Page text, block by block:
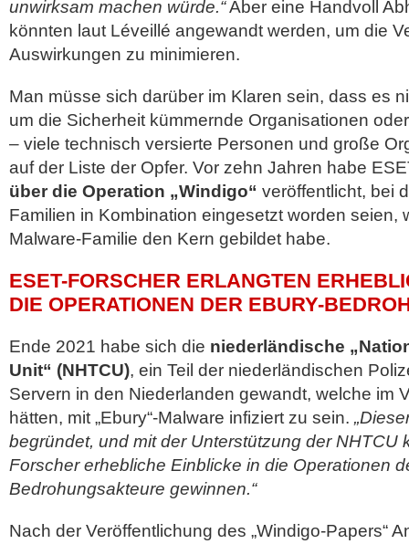
unwirksam machen würde.“Aber eine Handvoll
könnten laut Léveillé angewandt werden, um die
Auswirkungen zu minimieren.
Man müsse sich darüber im Klaren sein, dass es
um die Sicherheit kümmernde Organisationen
– viele technisch versierte Personen und große
auf der Liste der Opfer. Vor zehn Jahren habe
über die Operation „Windigo“ veröffentlicht, bei
Familien in Kombination eingesetzt worden seien,
Malware-Familie den Kern gebildet habe.
ESET-FORSCHER ERLANGTEN
DIE OPERATIONEN DER EBURY-
Ende 2021 habe sich die niederländische
Unit“ (NHTCU), ein Teil der niederländischen
Servern in den Niederlanden gewandt, welche im
hätten, mit „Ebury“-Malware infiziert zu sein.
begründet, und mit der Unterstützung der NHTCU
Forscher erhebliche Einblicke in die Operationen
Bedrohungsakteure gewinnen.“
Nach der Veröffentlichung des „Windigo-Papers“